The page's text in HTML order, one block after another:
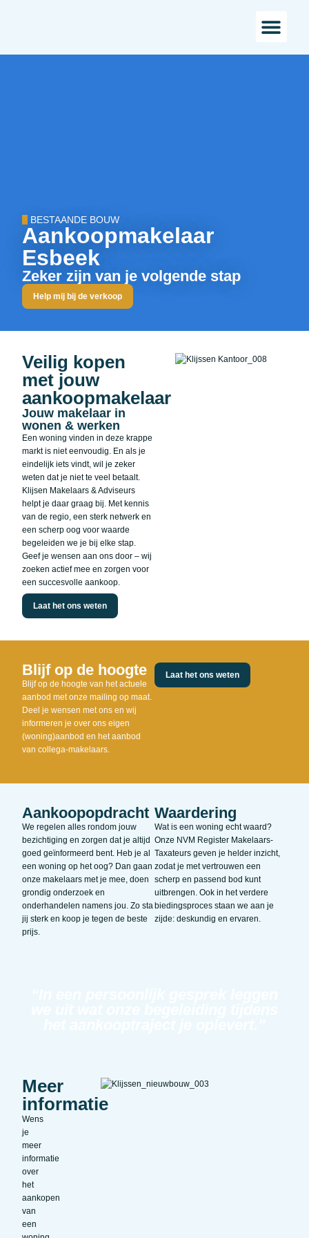
BESTAANDE BOUW
Aankoopmakelaar
Esbeek
Zeker zijn van je volgende stap
Help mij bij de verkoop
Veilig kopen
met jouw
aankoopmakelaar
Jouw makelaar in
wonen & werken
Een woning vinden in deze krappe
markt is niet eenvoudig. En als je
eindelijk iets vindt, wil je zeker
weten dat je niet te veel betaalt.
Klijsen Makelaars & Adviseurs
helpt je daar graag bij. Met kennis
van de regio, een sterk netwerk en
een scherp oog voor waarde
begeleiden we je bij elke stap.
Geef je wensen aan ons door – wij
zoeken actief mee en zorgen voor
een succesvolle aankoop.
Laat het ons weten
Blijf op de hoogte
Blijf op de hoogte van het actuele
aanbod met onze mailing op maat.
Deel je wensen met ons en wij
informeren je over ons eigen
(woning)aanbod en het aanbod
van collega-makelaars.
Laat het ons weten
Aankoopopdracht
We regelen alles rondom jouw
bezichtiging en zorgen dat je altijd
goed geïnformeerd bent. Heb je al
een woning op het oog? Dan gaan
onze makelaars met je mee, doen
grondig onderzoek en
onderhandelen namens jou. Zo sta
jij sterk en koop je tegen de beste
prijs.
Waardering
Wat is een woning echt waard?
Onze NVM Register Makelaars-
Taxateurs geven je helder inzicht,
zodat je met vertrouwen een
scherp en passend bod kunt
uitbrengen. Ook in het verdere
biedingsproces staan we aan je
zijde: deskundig en ervaren.
Meer
informatie
Wens
je
meer
informatie
over
het
aankopen
van
een